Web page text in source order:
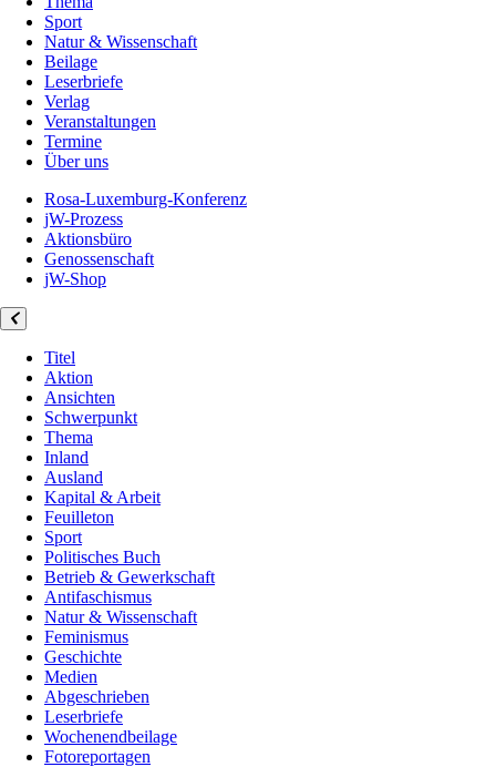
Sport
Natur & Wissenschaft
Beilage
Leserbriefe
Verlag
Veranstaltungen
Termine
Über uns
Rosa-Luxemburg-Konferenz
jW-Prozess
Aktionsbüro
Genossenschaft
jW-Shop
Titel
Aktion
Ansichten
Schwerpunkt
Thema
Inland
Ausland
Kapital & Arbeit
Feuilleton
Sport
Politisches Buch
Betrieb & Gewerkschaft
Antifaschismus
Natur & Wissenschaft
Feminismus
Geschichte
Medien
Abgeschrieben
Leserbriefe
Wochenendbeilage
Fotoreportagen